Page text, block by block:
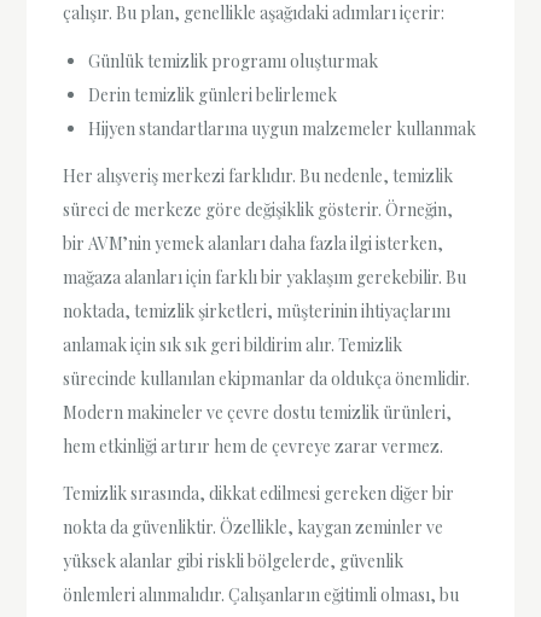
çalışır. Bu plan, genellikle aşağıdaki adımları içerir:
Günlük temizlik programı oluşturmak
Derin temizlik günleri belirlemek
Hijyen standartlarına uygun malzemeler kullanmak
Her alışveriş merkezi farklıdır. Bu nedenle, temizlik
süreci de merkeze göre değişiklik gösterir. Örneğin,
bir AVM’nin yemek alanları daha fazla ilgi isterken,
mağaza alanları için farklı bir yaklaşım gerekebilir. Bu
noktada, temizlik şirketleri, müşterinin ihtiyaçlarını
anlamak için sık sık geri bildirim alır. Temizlik
sürecinde kullanılan ekipmanlar da oldukça önemlidir.
Modern makineler ve çevre dostu temizlik ürünleri,
hem etkinliği artırır hem de çevreye zarar vermez.
Temizlik sırasında, dikkat edilmesi gereken diğer bir
nokta da güvenliktir. Özellikle, kaygan zeminler ve
yüksek alanlar gibi riskli bölgelerde, güvenlik
önlemleri alınmalıdır. Çalışanların eğitimli olması, bu